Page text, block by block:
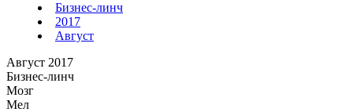
Бизнес-линч
2017
Август
Август 2017
Бизнес-линч
Мозг
Мел